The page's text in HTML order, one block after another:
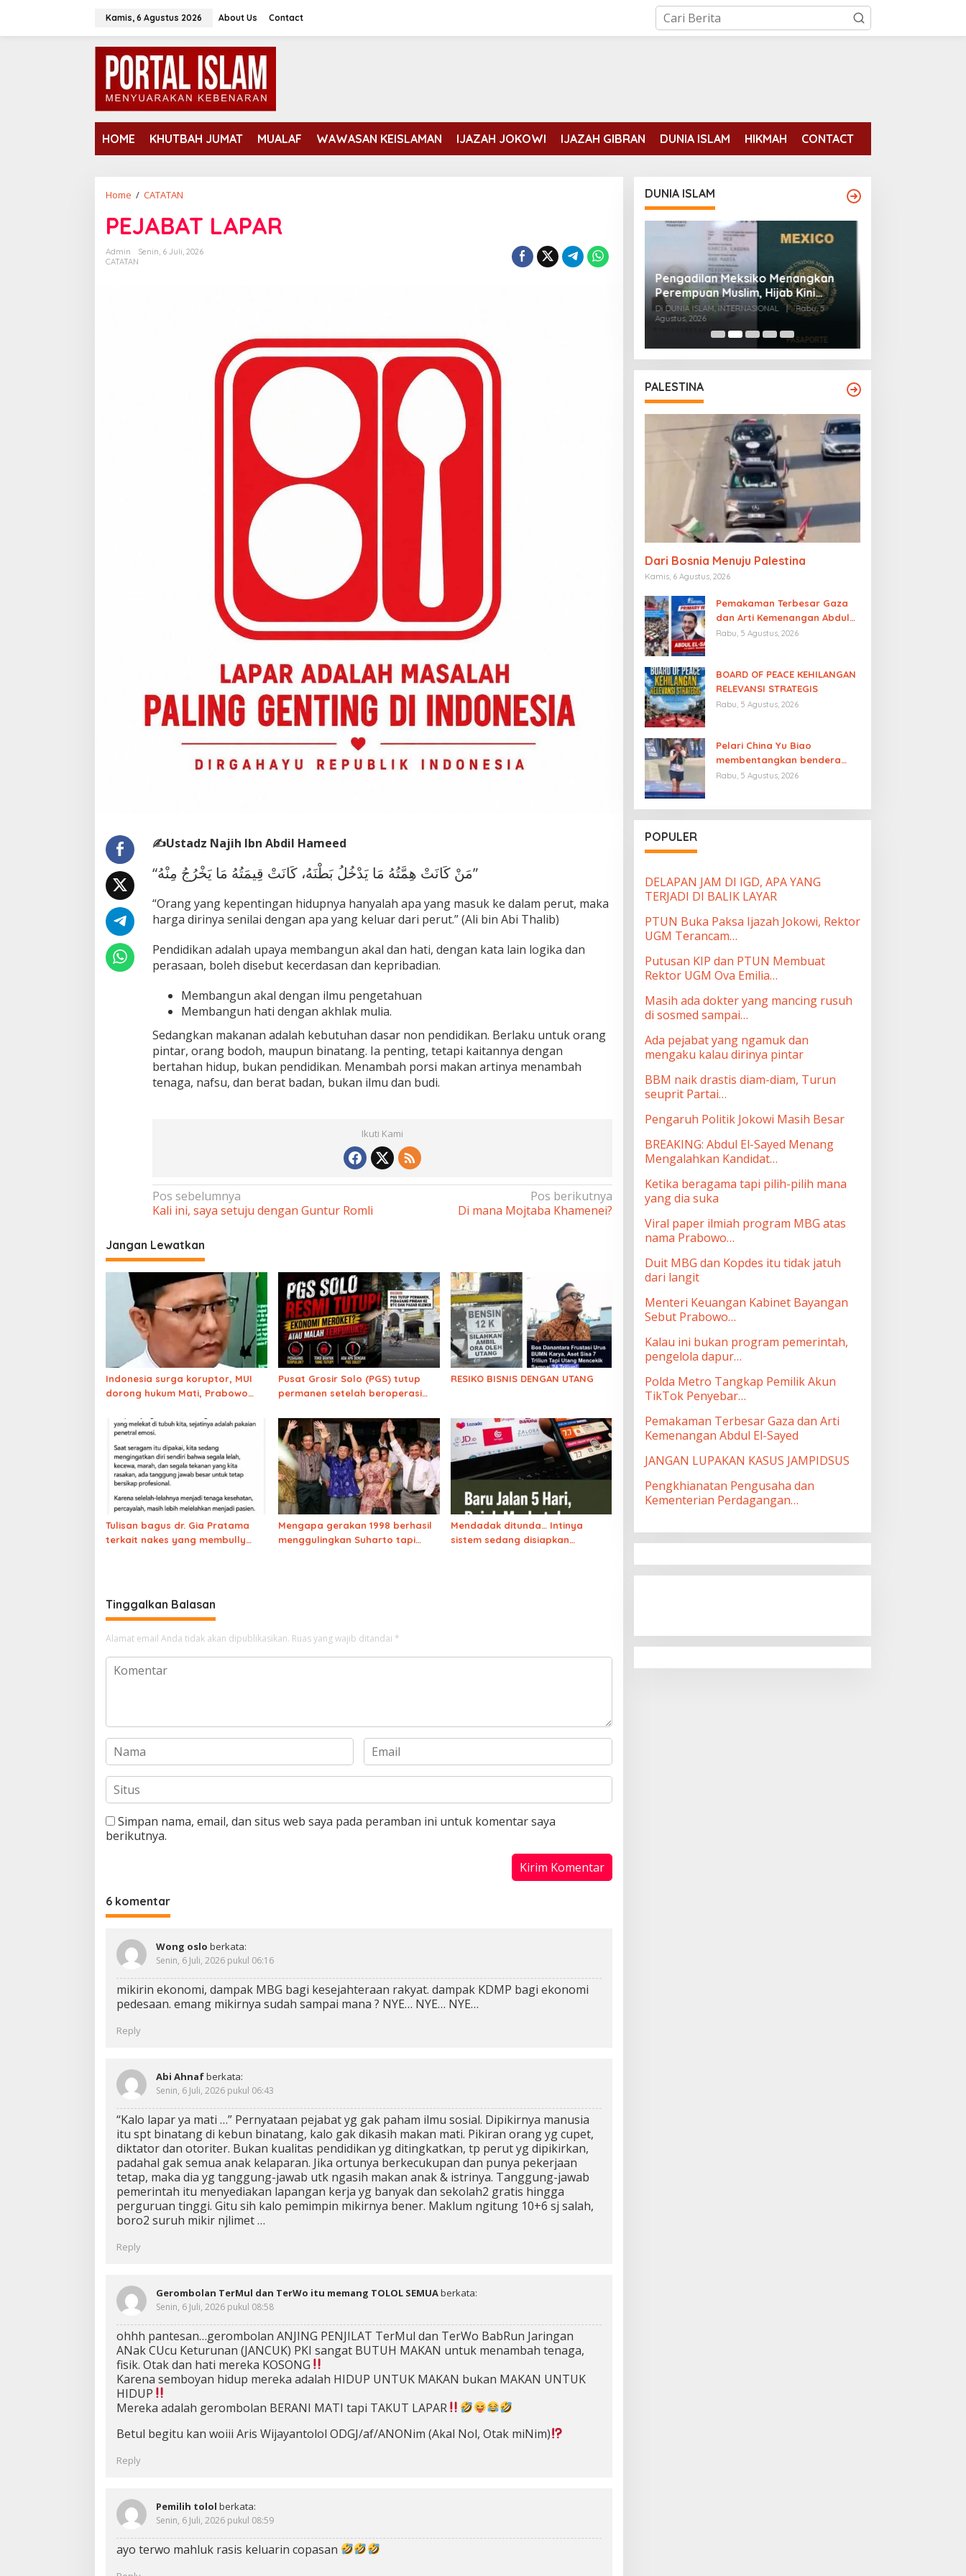
konten
Kamis, 6 Agustus 2026 About Us Contact
HOME KHUTBAH JUMAT MUALAF WAWASAN KEISLAMAN IJAZAH JOKOWI IJAZAH GIBRAN DUNIA ISLAM HIKMAH CONTACT
Home / CATATAN
PEJABAT LAPAR
Admin
Senin, 6 Juli, 2026
CATATAN
✍️Ustadz Najih Ibn Abdil Hameed
“مَنْ كَانَتْ هِمَّتُهُ مَا يَدْخُلُ بَطْنَهُ، كَانَتْ قِيمَتُهُ مَا يَخْرُجُ مِنْهُ”
“Orang yang kepentingan hidupnya hanyalah apa yang masuk ke dalam perut, maka
harga dirinya senilai dengan apa yang keluar dari perut.” (Ali bin Abi Thalib)
Pendidikan adalah upaya membangun akal dan hati, dengan kata lain logika dan
perasaan, boleh disebut kecerdasan dan kepribadian.
Membangun akal dengan ilmu pengetahuan
Membangun hati dengan akhlak mulia.
Sedangkan makanan adalah kebutuhan dasar non pendidikan. Berlaku untuk orang
pintar, orang bodoh, maupun binatang. Ia penting, tetapi kaitannya dengan
bertahan hidup, bukan pendidikan. Menambah porsi makan artinya menambah
tenaga, nafsu, dan berat badan, bukan ilmu dan budi.
Ikuti Kami
Navigasi
pos
Pos sebelumnya
Kali ini, saya setuju dengan Guntur Romli
Pos berikutnya
Di mana Mojtaba Khamenei?
Jangan Lewatkan
Indonesia surga koruptor, MUI
dorong hukum Mati, Prabowo
Pusat Grosir Solo (PGS) tutup
permanen setelah beroperasi
meroket?
RESIKO BISNIS DENGAN UTANG
Tulisan bagus dr. Gia Pratama
terkait nakes yang membully
Mengapa gerakan 1998 berhasil
menggulingkan Suharto tapi
Mendadak ditunda… Intinya
sistem sedang disiapkan
Tinggalkan Balasan
Alamat email Anda tidak akan dipublikasikan. Ruas yang wajib ditandai *
Simpan nama, email, dan situs web saya pada peramban ini untuk komentar saya
berikutnya.
6 komentar
Wong oslo berkata:
Senin, 6 Juli, 2026 pukul 06:16
mikirin ekonomi, dampak MBG bagi kesejahteraan rakyat. dampak KDMP bagi ekonomi
pedesaan. emang mikirnya sudah sampai mana ? NYE… NYE… NYE…
Reply
Abi Ahnafberkata:
Senin, 6 Juli, 2026 pukul 06:43
“Kalo lapar ya mati …” Pernyataan pejabat yg gak paham ilmu sosial. Dipikirnya manusia
itu spt binatang di kebun binatang, kalo gak dikasih makan mati. Pikiran orang yg cupet,
diktator dan otoriter. Bukan kualitas pendidikan yg ditingkatkan, tp perut yg dipikirkan,
padahal gak semua anak kelaparan. Jika ortunya berkecukupan dan punya pekerjaan
tetap, maka dia yg tanggung-jawab utk ngasih makan anak & istrinya. Tanggung-jawab
pemerintah itu menyediakan lapangan kerja yg banyak dan sekolah2 gratis hingga
perguruan tinggi. Gitu sih kalo pemimpin mikirnya bener. Maklum ngitung 10+6 sj salah,
boro2 suruh mikir njlimet …
Reply
Gerombolan TerMul dan TerWo itu memang TOLOL SEMUAberkata:
Senin, 6 Juli, 2026 pukul 08:58
ohhh pantesan…gerombolan ANJING PENJILAT TerMul dan TerWo BabRun Jaringan
ANak CUcu Keturunan (JANCUK) PKI sangat BUTUH MAKAN untuk menambah tenaga,
fisik. Otak dan hati mereka KOSONG
Karena semboyan hidup mereka adalah HIDUP UNTUK MAKAN bukan MAKAN UNTUK
HIDUP
Mereka adalah gerombolan BERANI MATI tapi TAKUT LAPAR
Betul begitu kan woiii Aris Wijayantolol ODGJ/af/ANONim (Akal Nol, Otak miNim)
Reply
Pemilih tolol berkata:
Senin, 6 Juli, 2026 pukul 08:59
ayo terwo mahluk rasis keluarin copasan
DUNIA ISLAM
Pengadilan Meksiko Menangkan
Perempuan Muslim, Hijab Kini
Diizinkan di Foto Paspor
Di DUNIA ISLAM, INTERNASIONAL |
Rabu, 5
Agustus, 2026
PALESTINA
Dari Bosnia Menuju Palestina
Kamis, 6 Agustus, 2026
Pemakaman Terbesar Gaza
dan Arti Kemenangan Abdul
El-Sayed
Rabu, 5 Agustus, 2026
BOARD OF PEACE KEHILANGAN
RELEVANSI STRATEGIS
Rabu, 5 Agustus, 2026
Pelari China Yu Biao
membentangkan bendera
Palestina
usai finish di
Rabu, 5 Agustus, 2026
POPULER
DELAPAN JAM DI IGD, APA YANG
TERJADI DI BALIK LAYAR
PTUN Buka Paksa Ijazah Jokowi, Rektor
UGM Terancam…
Putusan KIP dan PTUN Membuat
Rektor UGM Ova Emilia…
Masih ada dokter yang mancing rusuh
di sosmed sampai…
Ada pejabat yang ngamuk dan
mengaku kalau dirinya pintar
BBM naik drastis diam-diam, Turun
seuprit Partai…
Pengaruh Politik Jokowi Masih Besar
BREAKING: Abdul El-Sayed Menang
Mengalahkan Kandidat…
Ketika beragama tapi pilih-pilih mana
yang dia suka
Viral paper ilmiah program MBG atas
nama Prabowo…
Duit MBG dan Kopdes itu tidak jatuh
dari langit
Menteri Keuangan Kabinet Bayangan
Sebut Prabowo…
Kalau ini bukan program pemerintah,
pengelola dapur…
Polda Metro Tangkap Pemilik Akun
TikTok Penyebar…
Pemakaman Terbesar Gaza dan Arti
Kemenangan Abdul El-Sayed
JANGAN LUPAKAN KASUS JAMPIDSUS
Pengkhianatan Pengusaha dan
Kementerian Perdagangan…